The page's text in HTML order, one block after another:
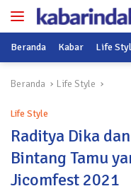
Langsung
Beranda Kabar Life
Beranda Life Style
Life Style
Raditya Dika
Bintang Tamu
Jicomfest 2021